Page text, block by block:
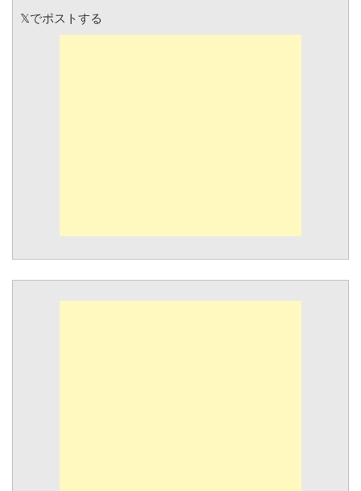
𝕏でポストする